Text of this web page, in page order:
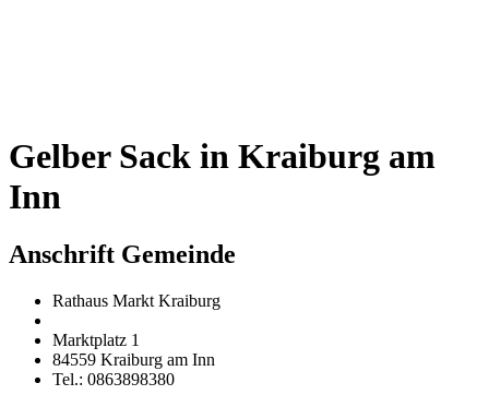
Gelber Sack in Kraiburg am
Inn
Anschrift Gemeinde
Rathaus Markt Kraiburg
Marktplatz 1
84559 Kraiburg am Inn
Tel.: 0863898380